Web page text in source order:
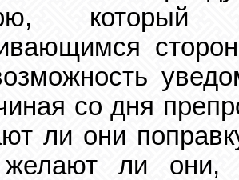
со дня
ли они
ли они,